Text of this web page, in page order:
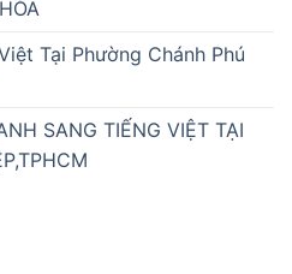
Tại Phường Chánh Phú
SANG TIẾNG VIỆT TẠI